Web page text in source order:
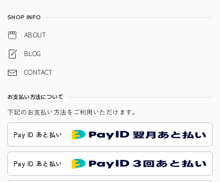
SHOP INFO
ABOUT
BLOG
CONTACT
お支払い方法について
下記のお支払い方法をご利用いただけます。
Pay ID あと払い
Pay ID あと払い